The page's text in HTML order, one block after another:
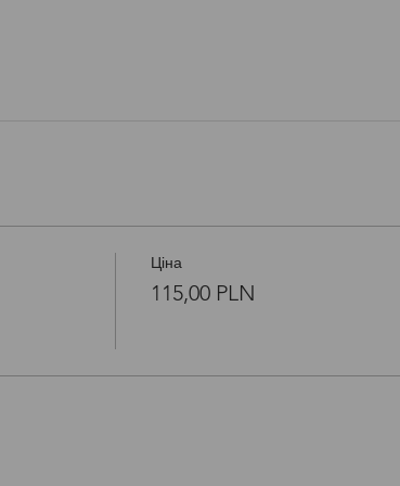
Ціна
115,00 PLN